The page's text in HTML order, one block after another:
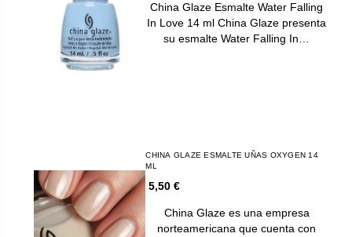
China Glaze Esmalte Water Falling
In Love 14 ml China Glaze presenta
su esmalte Water Falling In…
CHINA GLAZE ESMALTE UÑAS OXYGEN 14
ML
5,50 €
China Glaze es una empresa
norteamericana que cuenta con